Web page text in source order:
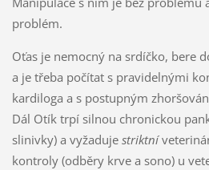
problém.
Oťas je nemocný na srdíčko, bere
a je třeba počítat s pravidelnými
kardiloga a s postupným
Dál Otík trpí silnou chronickou
slinivky) a vyžaduje striktní
kontroly (odběry krve a sono) u